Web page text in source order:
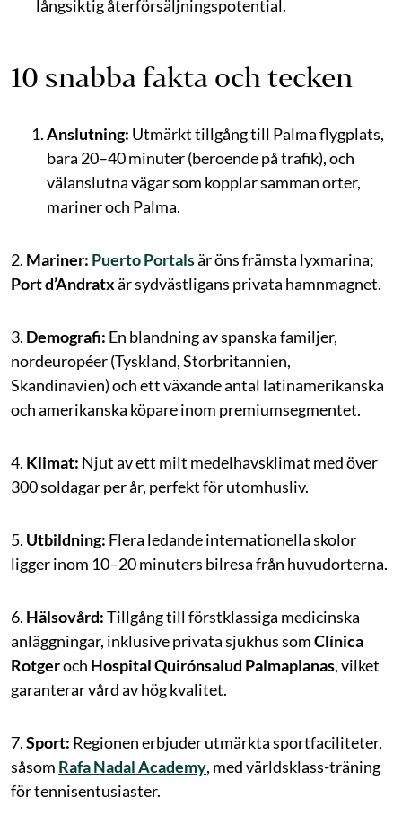
långsiktig återförsäljningspotential.
10 snabba fakta och tecken
Anslutning: Utmärkt tillgång till Palma flygplats,
bara 20–40 minuter (beroende på trafik), och
välanslutna vägar som kopplar samman orter,
mariner och Palma.
2. Mariner: Puerto Portalsär öns främsta lyxmarina;
Port d’Andratxär sydvästligans privata hamnmagnet.
3. Demografi: En blandning av spanska familjer,
nordeuropéer (Tyskland, Storbritannien,
Skandinavien) och ett växande antal latinamerikanska
och amerikanska köpare inom premiumsegmentet.
4. Klimat: Njut av ett milt medelhavsklimat med över
300 soldagar per år, perfekt för utomhusliv.
5. Utbildning: Flera ledande internationella skolor
ligger inom 10–20 minuters bilresa från huvudorterna.
6. Hälsovård:Tillgång till förstklassiga medicinska
anläggningar, inklusive privata sjukhus somClínica
Rotgeroch Hospital Quirónsalud Palmaplanas, vilket
garanterar vård av hög kvalitet.
7.Sport: Regionen erbjuder utmärkta sportfaciliteter,
såsom Rafa Nadal Academy, med världsklass-träning
för tennisentusiaster.